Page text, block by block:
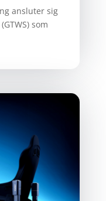
ansluter sig
som